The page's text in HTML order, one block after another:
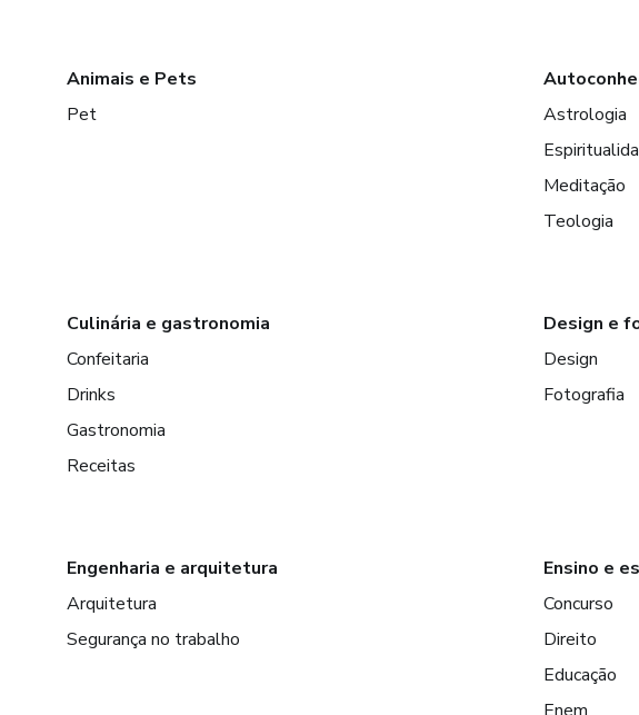
Animais e Pets
Pet
Astrologia
Meditação
Teologia
Culinária e gastronomia
Confeitaria
Drinks
Gastronomia
Receitas
Design e
Design
Fotografia
Engenharia e arquitetura
Arquitetura
Segurança no trabalho
Ensino e
Concurso
Direito
Educação